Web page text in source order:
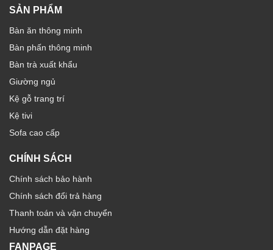
SẢN PHẨM
Bàn ăn thông minh
Bàn phấn thông minh
Bàn trà xuất khẩu
Giường ngủ
Kệ gỗ trang trí
Kệ tivi
Sofa cao cấp
CHÍNH SÁCH
Chính sách bảo hành
Chính sách đổi trả hàng
Thanh toán và vận chuyển
Hướng dẫn đặt hàng
FANPAGE